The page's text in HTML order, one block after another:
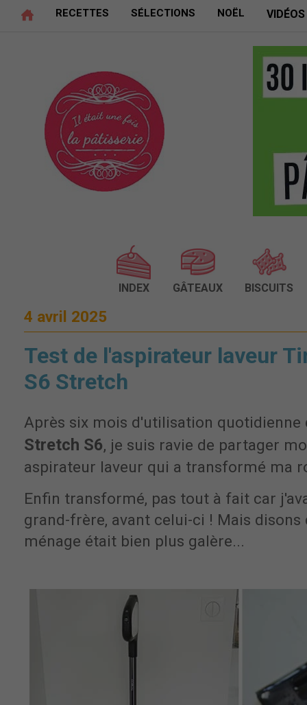
RECETTES SÉLECTIONS NOËL VIDÉOS
INDEX GÂTEAUX BISCUITS
4 avril 2025
Test de l'aspirateur laveur
S6 Stretch
Après six mois d'utilisation
Stretch S6, je suis ravie de partager
aspirateur laveur qui a transformé ma
Enfin transformé, pas tout à fait car
grand-frère, avant celui-ci ! Mais disons
ménage était bien plus galère...